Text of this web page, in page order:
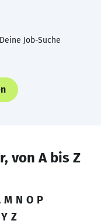
Job-Suche
von A bis Z
M N O P
Y Z